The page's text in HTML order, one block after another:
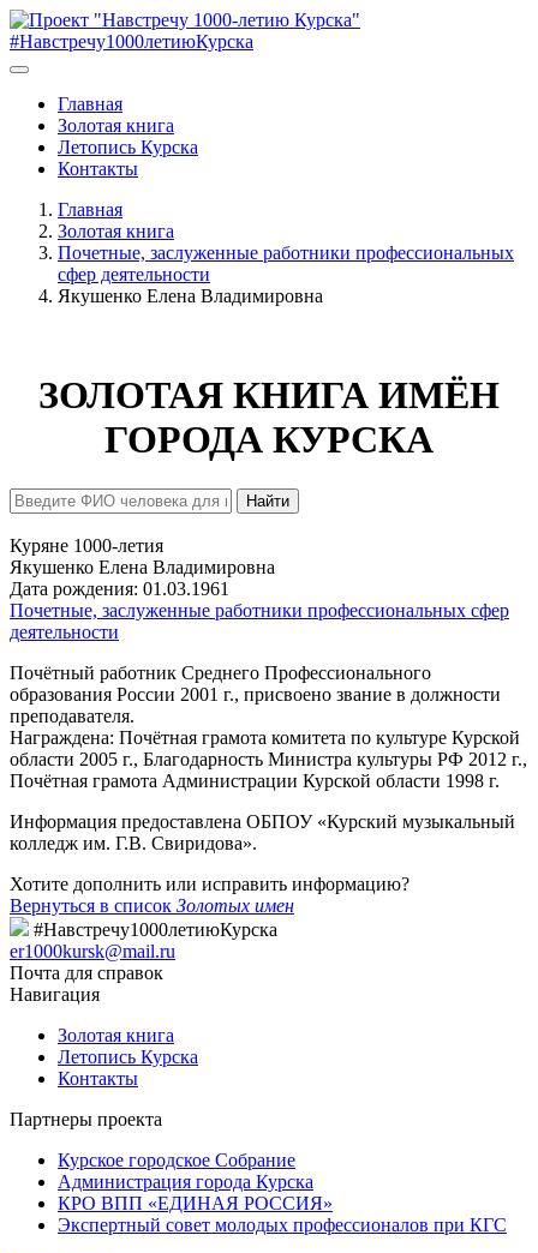
#Навстречу1000летиюКурска
Главная
Золотая книга
Летопись Курска
Контакты
Главная
Золотая книга
Почетные, заслуженные работники профессиональных
сфер деятельности
Якушенко Елена Владимировна
ЗОЛОТАЯ КНИГА ИМЁН
ГОРОДА КУРСКА
Найти
Куряне 1000-летия
Якушенко Елена Владимировна
Дата рождения: 01.03.1961
Почетные, заслуженные работники профессиональных сфер
деятельности
Почётный работник Среднего Профессионального
образования России 2001 г., присвоено звание в должности
преподавателя.
Награждена: Почётная грамота комитета по культуре Курской
области 2005 г., Благодарность Министра культуры РФ 2012 г.,
Почётная грамота Администрации Курской области 1998 г.
Информация предоставлена ОБПОУ «Курский музыкальный
колледж им. Г.В. Свиридова».
Хотите дополнить или исправить информацию?
Вернуться в список Золотых имен
#Навстречу1000летиюКурска
er1000kursk@mail.ru
Почта для справок
Навигация
Золотая книга
Летопись Курска
Контакты
Партнеры проекта
Курское городское Собрание
Администрация города Курска
КРО ВПП «ЕДИНАЯ РОССИЯ»
Экспертный совет молодых профессионалов при КГС